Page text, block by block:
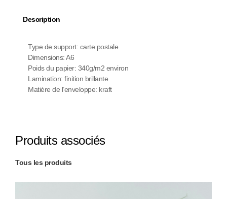
Description
Type de support: carte postale
Dimensions: A6
Poids du papier: 340g/m2 environ
Lamination: finition brillante
Matière de l’enveloppe: kraft
Produits associés
Tous les produits